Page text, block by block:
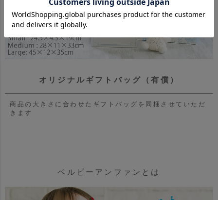
オリジナルギフトバッグ（有償）
商品の大きさに合わせたギフトバッグを同梱させていただ
きます
ベルビーアンファンとは